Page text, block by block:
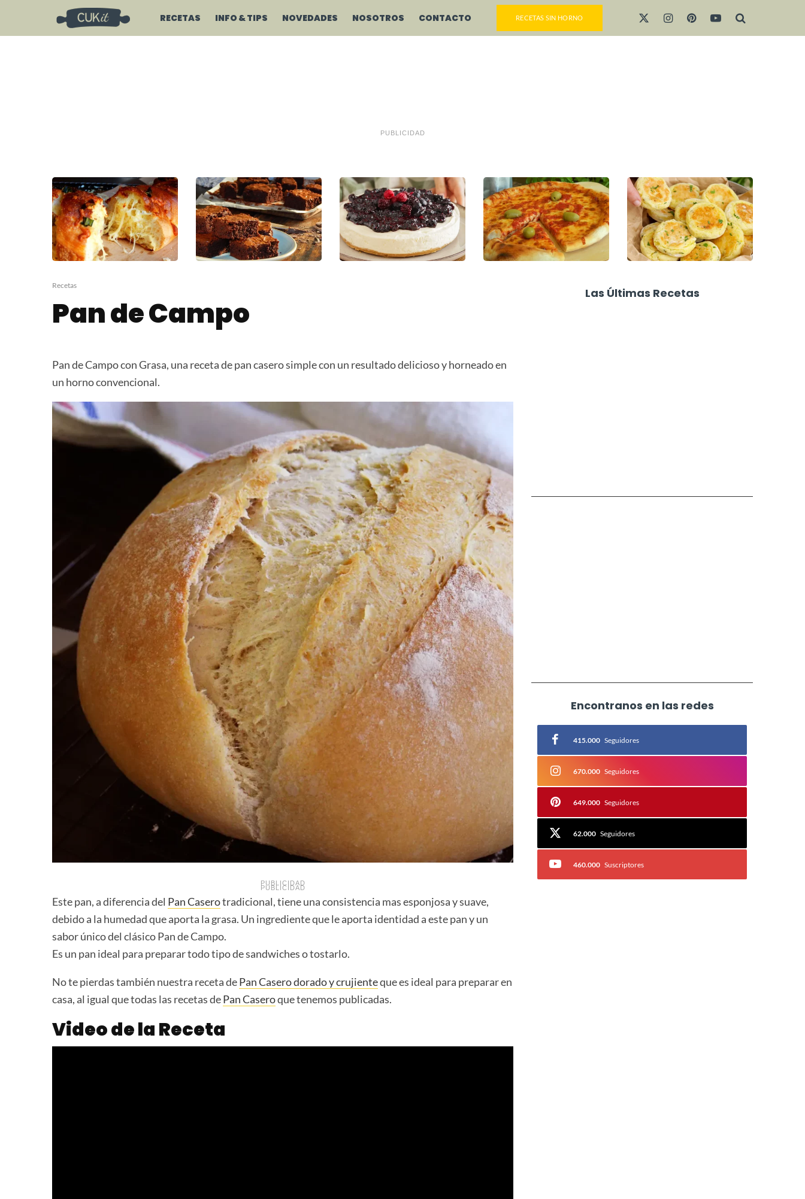
RECETAS INFO & TIPS NOVEDADES NOSOTROS CONTACTO RECETAS SIN HORNO
PUBLICIDAD
Recetas
Pan de Campo
Pan de Campo con Grasa, una receta de pan casero simple con un resultado delicioso y horneado en
un horno convencional.
PUBLICIDAD
PUBLICIDAD
Este pan, a diferencia del Pan Caserotradicional, tiene una consistencia mas esponjosa y suave,
debido a la humedad que aporta la grasa. Un ingrediente que le aporta identidad a este pan y un
sabor único del clásico Pan de Campo.
Es un pan ideal para preparar todo tipo de sandwiches o tostarlo.
No te pierdas también nuestra receta dePan Casero dorado y crujienteque es ideal para preparar en
casa, al igual que todas las recetas dePan Caseroque tenemos publicadas.
Video de la Receta
Las Últimas Recetas
Encontranos en las redes
415.000 Seguidores
670.000 Seguidores
649.000 Seguidores
62.000 Seguidores
460.000 Suscriptores